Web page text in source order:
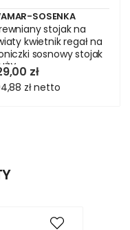
SOSENKA
stojak na
kwietnik regał na
sosnowy stojak
zł
złnetto